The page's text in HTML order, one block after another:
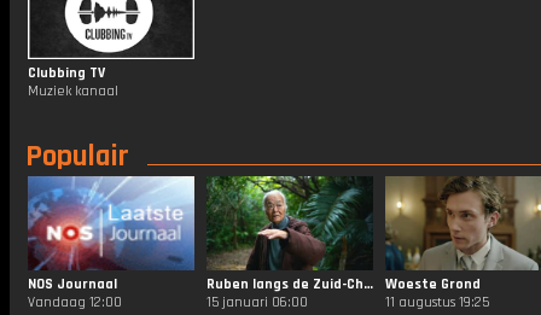
Clubbing TV
Muziek kanaal
Populair
NOS Journaal
Vandaag 12:00
Ruben langs de Zuid-Chinese Zee
15 januari 06:00
Woeste Grond
11 augustus 19:25